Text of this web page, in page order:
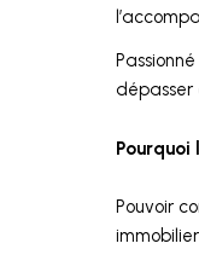
Pourquoi
Pouvoir